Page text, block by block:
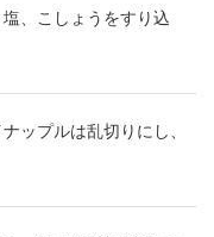
、こしょうをすり込
ップルは乱切りにし、